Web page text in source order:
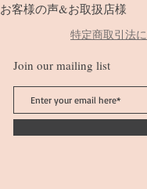
お客様の声&お取扱店様
特定商取引法
Join our mailing list